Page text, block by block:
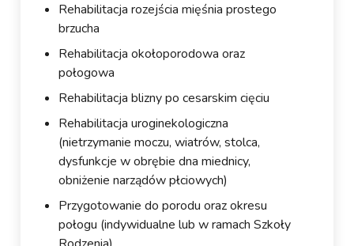
Rehabilitacja rozejścia mięśnia prostego
brzucha
Rehabilitacja okołoporodowa oraz
połogowa
Rehabilitacja blizny po cesarskim cięciu
Rehabilitacja uroginekologiczna
(nietrzymanie moczu, wiatrów, stolca,
dysfunkcje w obrębie dna miednicy,
obniżenie narządów płciowych)
Przygotowanie do porodu oraz okresu
połogu (indywidualne lub w ramach Szkoły